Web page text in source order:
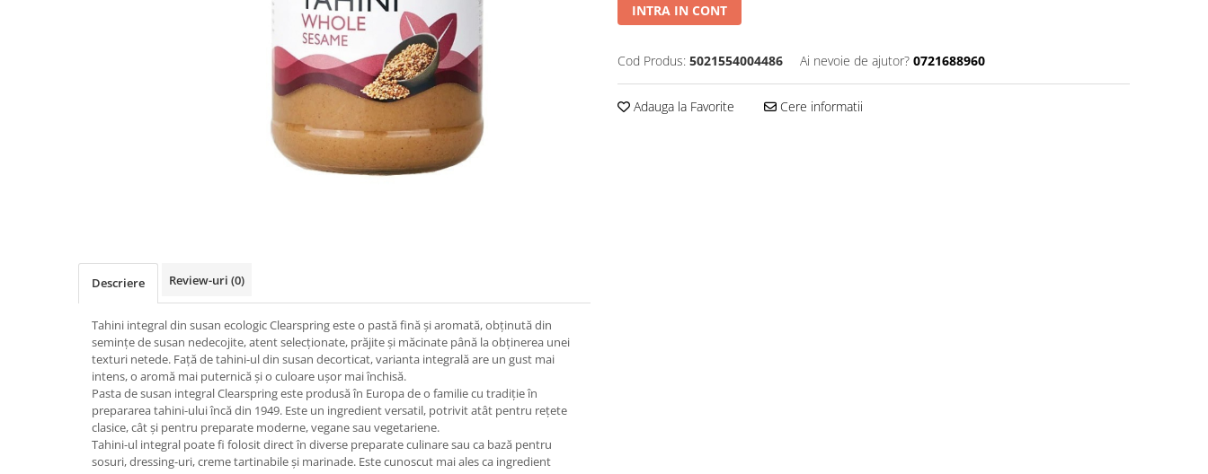
TOATE PRODUSELE
INTRA IN CONT
Cod Produs: 5021554004486 Ai nevoie de ajutor? 0721688960
Adauga la Favorite Cere informatii
Descriere Review-uri (0)
Tahini integral din susan ecologic Clearspring este o pastă fină și aromată, obținută din
semințe de susan nedecojite, atent selecționate, prăjite și măcinate până la obținerea unei
texturi netede. Față de tahini-ul din susan decorticat, varianta integrală are un gust mai
intens, o aromă mai puternică și o culoare ușor mai închisă.
Pasta de susan integral Clearspring este produsă în Europa de o familie cu tradiție în
prepararea tahini-ului încă din 1949. Este un ingredient versatil, potrivit atât pentru rețete
clasice, cât și pentru preparate moderne, vegane sau vegetariene.
Tahini-ul integral poate fi folosit direct în diverse preparate culinare sau ca bază pentru
sosuri, dressing-uri, creme tartinabile și marinade. Este cunoscut mai ales ca ingredient